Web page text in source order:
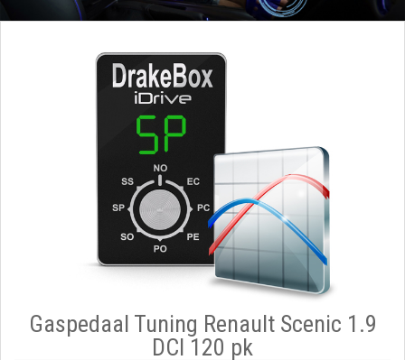
Gaspedaal Tuning Renault Scenic 1.9
DCI 120 pk